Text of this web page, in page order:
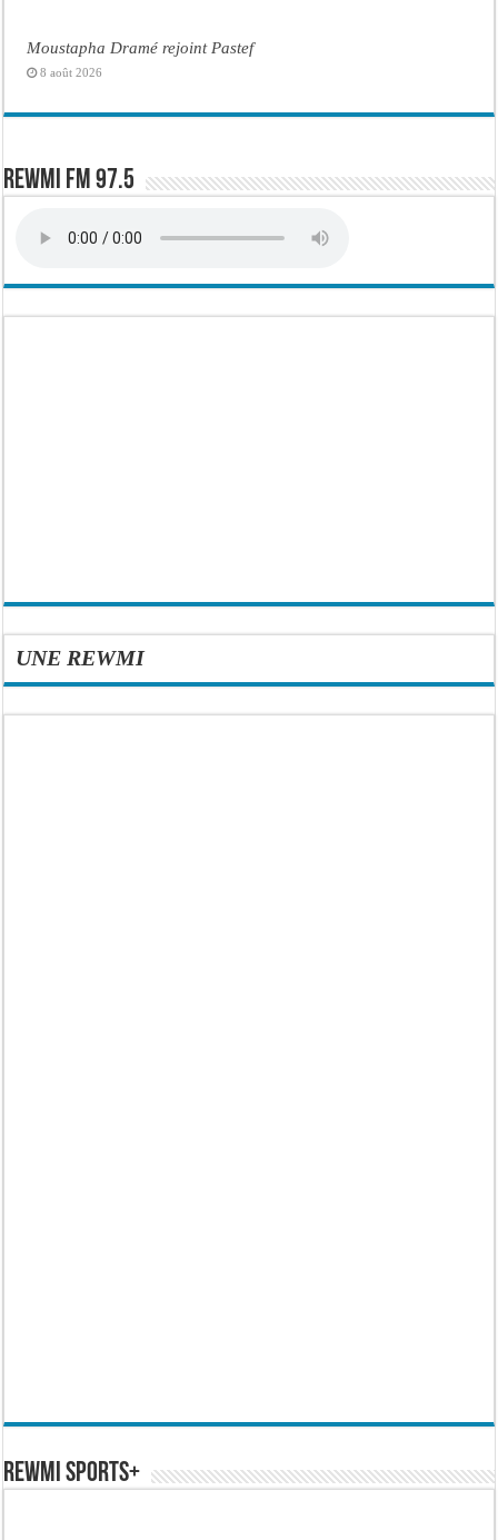
Moustapha Dramé rejoint Pastef
8 août 2026
Rewmi FM 97.5
UNE REWMI
REWMI SPORTS+